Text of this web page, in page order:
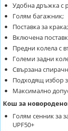
Удобна дръжка с
Голям багажник;
Поставка за крака;
Включена
Предни колела с
Големи задни
Свързана
Подходящ избор
Максимално
Кош за
Голям сенник за
UPF50+